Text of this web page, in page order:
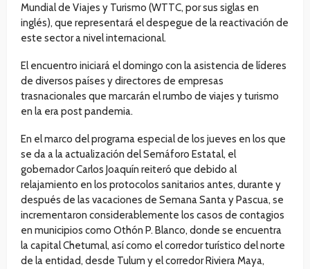
Mundial de Viajes y Turismo (WTTC, por sus siglas en
inglés), que representará el despegue de la reactivación de
este sector a nivel internacional.
El encuentro iniciará el domingo con la asistencia de líderes
de diversos países y directores de empresas
trasnacionales que marcarán el rumbo de viajes y turismo
en la era post pandemia.
En el marco del programa especial de los jueves en los que
se da a la actualización del Semáforo Estatal, el
gobernador Carlos Joaquín reiteró que debido al
relajamiento en los protocolos sanitarios antes, durante y
después de las vacaciones de Semana Santa y Pascua, se
incrementaron considerablemente los casos de contagios
en municipios como Othón P. Blanco, donde se encuentra
la capital Chetumal, así como el corredor turístico del norte
de la entidad, desde Tulum y el corredor Riviera Maya,